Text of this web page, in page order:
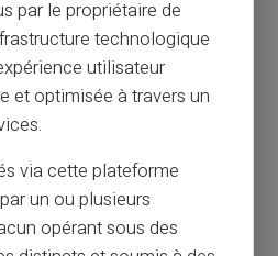
type de comparatif simplifie
en fonction de critères
satisfaits
une freelance qui travaille
Elle a choisi d'ouvrir un
néobanquequi offre des frais
par le propriétaire de
technologique
utilisateur
et optimisée à travers un
via cette plateforme
un ou plusieurs
opérant sous des